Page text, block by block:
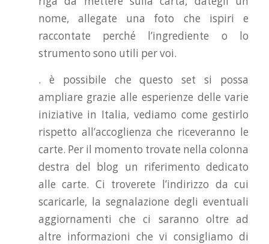
nome, allegate una foto che ispiri e
raccontate perché l’ingrediente o lo
strumento sono utili per voi.
. è possibile che questo set si possa
ampliare grazie alle esperienze delle varie
iniziative in Italia, vediamo come gestirlo
rispetto all’accoglienza che riceveranno le
carte. Per il momento trovate nella colonna
destra del blog un riferimento dedicato
alle carte. Ci troverete l’indirizzo da cui
scaricarle, la segnalazione degli eventuali
aggiornamenti che ci saranno oltre ad
altre informazioni che vi consigliamo di